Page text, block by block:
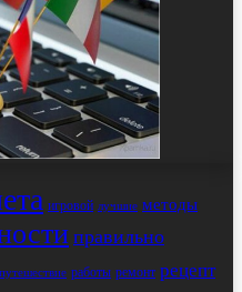
игровой лучшие методы
правильно
путешествие работы ремонт рецепт